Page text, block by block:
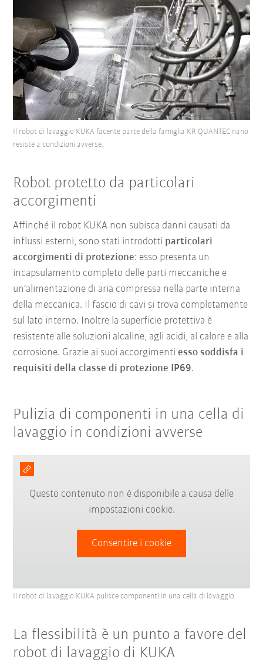
Il robot di lavaggio KUKA facente parte della famiglia KR QUANTEC nano
resiste a condizioni avverse.
Robot protetto da particolari
accorgimenti
Affinché il robot KUKA non subisca danni causati da
influssi esterni, sono stati introdotti particolari
accorgimenti di protezione: esso presenta un
incapsulamento completo delle parti meccaniche e
un’alimentazione di aria compressa nella parte interna
della meccanica. Il fascio di cavi si trova completamente
sul lato interno. Inoltre la superficie protettiva è
resistente alle soluzioni alcaline, agli acidi, al calore e alla
corrosione. Grazie ai suoi accorgimentiesso soddisfa i
requisiti della classe di protezione IP69.
Pulizia di componenti in una cella di
lavaggio in condizioni avverse
Questo contenuto non è disponibile a causa delle
impostazioni cookie.
Consentire i cookie
Il robot di lavaggio KUKA pulisce componenti in una cella di lavaggio.
La flessibilità è un punto a favore del
robot di lavaggio di KUKA